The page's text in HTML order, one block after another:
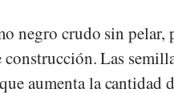
negro crudo sin pelar,
Las
aumenta la cantidad